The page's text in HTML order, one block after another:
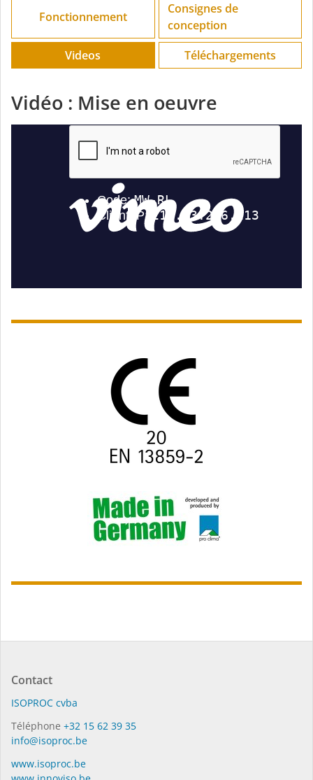
Fonctionnement
Consignes de
conception
Videos
Téléchargements
Vidéo : Mise en oeuvre
Contact
ISO­PROC cvba
Téléphone +32 15 62 39 35
info@isoproc.be
www.isoproc.be